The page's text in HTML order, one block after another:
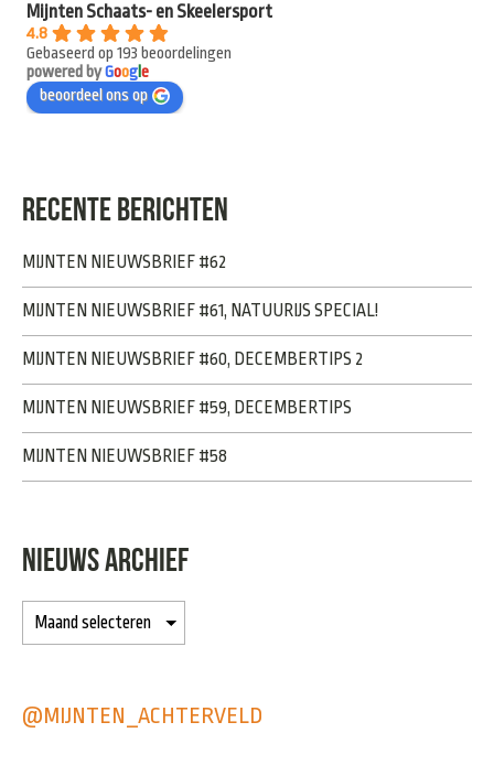
Mijnten Schaats- en Skeelersport
4.8
Gebaseerd op 193 beoordelingen
powered byGooge
beoordeel ons op
RECENTE BERICHTEN
MIJNTEN NIEUWSBRIEF #62
MIJNTEN NIEUWSBRIEF #61, NATUURIJS SPECIAL!
MIJNTEN NIEUWSBRIEF #60, DECEMBERTIPS 2
MIJNTEN NIEUWSBRIEF #59, DECEMBERTIPS
MIJNTEN NIEUWSBRIEF #58
NIEUWS ARCHIEF
@MIJNTEN_ACHTERVELD